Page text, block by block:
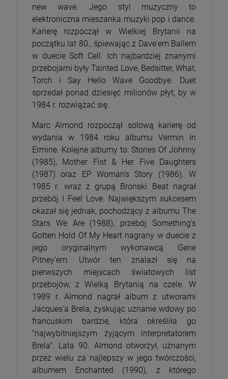
new wave. Jego styl muzyczny to
elektroniczna mieszanka muzyki pop i dance.
Karierę rozpoczął w Wielkiej Brytanii na
początku lat 80., śpiewając z Dave'em Ballem
w duecie Soft Cell. Ich najbardziej znanymi
przebojami były Tainted Love, Bedsitter, What,
Torch i Say Hello Wave Goodbye. Duet
sprzedał ponad dziesięć milionów płyt, by w
1984 r. rozwiązać się.
Marc Almond rozpoczął solową karierę od
wydania w 1984 roku albumu Vermin In
Ermine. Kolejne albumy to: Stories Of Johnny
(1985), Mother Fist & Her Five Daughters
(1987) oraz EP Woman's Story (1986). W
1985 r. wraz z grupą Bronski Beat nagrał
przebój I Feel Love. Największym sukcesem
okazał się jednak, pochodzący z albumu The
Stars We Are (1988), przebój Something's
Gotten Hold Of My Heart nagrany w duecie z
jego oryginalnym wykonawcą Gene
Pitney'em. Utwór ten znalazł się na
pierwszych miejscach światowych list
przebojów, z Wielką Brytanią na czele. W
1989 r. Almond nagrał album z utworami
Jacques'a Brela, zyskując uznanie wdowy po
francuskim bardzie, która określiła go
"najwybitniejszym żyjącym interpretatorem
Brela". Lata 90. Almond otworzył, uznanym
przez wielu za najlepszy w jego twórczości,
albumem Enchanted (1990), z którego